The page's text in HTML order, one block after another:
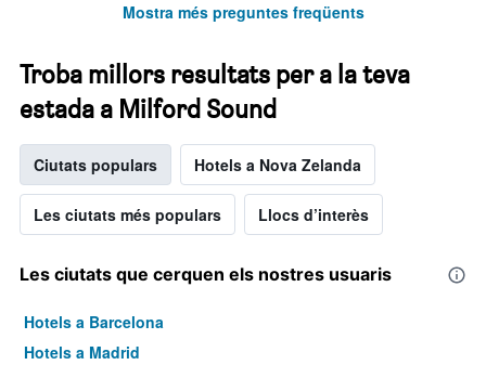
Mostra més preguntes freqüents
Troba millors resultats per a la teva
estada a Milford Sound
Ciutats populars Hotels a Nova Zelanda
Les ciutats més populars Llocs d’interès
Les ciutats que cerquen els nostres usuaris
Hotels a Barcelona
Hotels a Madrid